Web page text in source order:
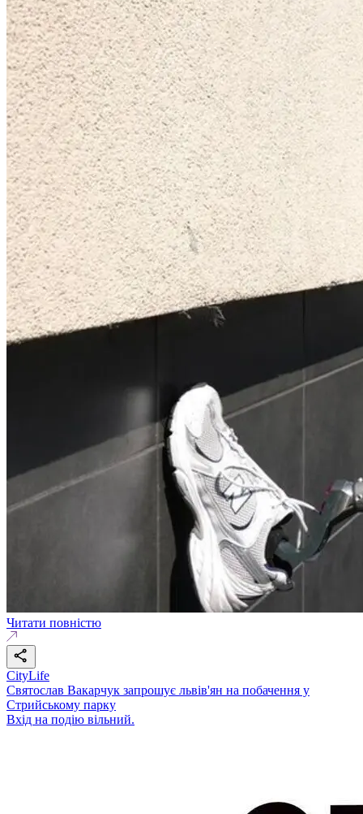
Читати повністю
CityLife
Святослав Вакарчук запрошує львів'ян на побачення у
Стрийському парку
Вхід на подію вільний.